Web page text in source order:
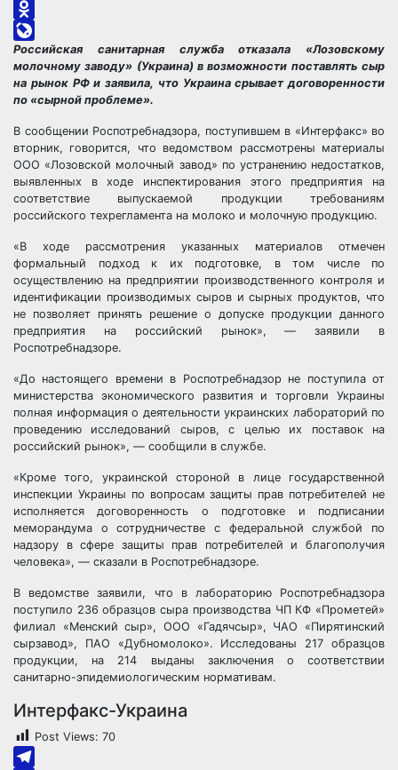
VK
Odnoklassniki
LiveJournal
Российская санитарная служба отказала «Лозовскому
молочному заводу» (Украина) в возможности поставлять сыр
на рынок РФ и заявила, что Украина срывает договоренности
по «сырной проблеме».
В сообщении Роспотребнадзора, поступившем в «Интерфакс» во
вторник, говорится, что ведомством рассмотрены материалы
ООО «Лозовской молочный завод» по устранению недостатков,
выявленных в ходе инспектирования этого предприятия на
соответствие выпускаемой продукции требованиям
российского техрегламента на молоко и молочную продукцию.
«В ходе рассмотрения указанных материалов отмечен
формальный подход к их подготовке, в том числе по
осуществлению на предприятии производственного контроля и
идентификации производимых сыров и сырных продуктов, что
не позволяет принять решение о допуске продукции данного
предприятия на российский рынок», — заявили в
Роспотребнадзоре.
«До настоящего времени в Роспотребнадзор не поступила от
министерства экономического развития и торговли Украины
полная информация о деятельности украинских лабораторий по
проведению исследований сыров, с целью их поставок на
российский рынок», — сообщили в службе.
«Кроме того, украинской стороной в лице государственной
инспекции Украины по вопросам защиты прав потребителей не
исполняется договоренность о подготовке и подписании
меморандума о сотрудничестве с федеральной службой по
надзору в сфере защиты прав потребителей и благополучия
человека», — сказали в Роспотребнадзоре.
В ведомстве заявили, что в лабораторию Роспотребнадзора
поступило 236 образцов сыра производства ЧП КФ «Прометей»
филиал «Менский сыр», ООО «Гадячсыр», ЧАО «Пирятинский
сырзавод», ПАО «Дубномолоко». Исследованы 217 образцов
продукции, на 214 выданы заключения о соответствии
санитарно-эпидемиологическим нормативам.
Интерфакс-Украина
Post Views: 70